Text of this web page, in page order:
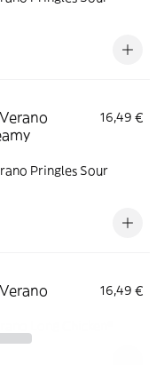
16,49 €
Pringles Sour
16,49 €